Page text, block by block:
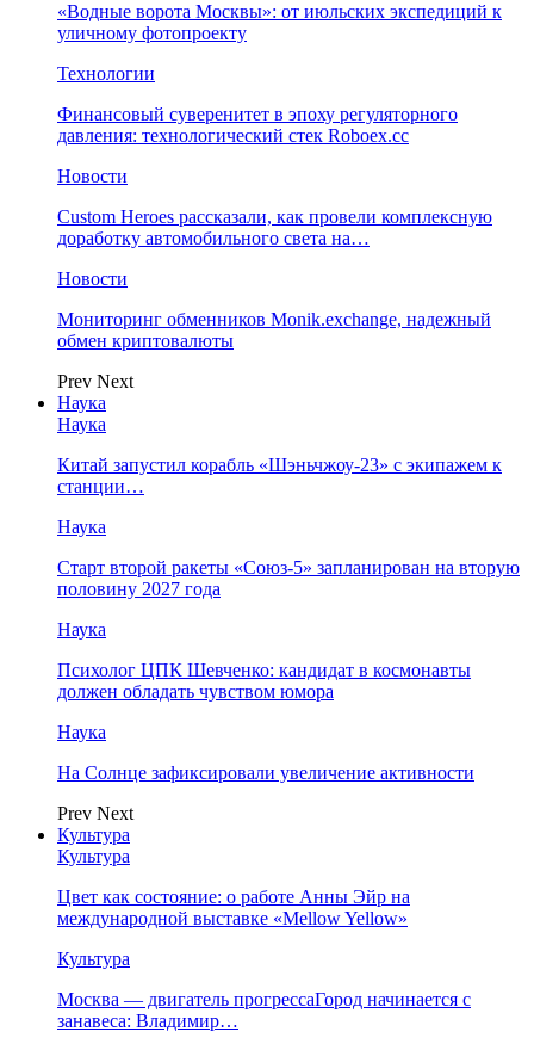
«Водные ворота Москвы»: от июльских экспедиций к
уличному фотопроекту
Технологии
Финансовый суверенитет в эпоху регуляторного
давления: технологический стек Roboex.cc
Новости
Custom Heroes рассказали, как провели комплексную
доработку автомобильного света на…
Новости
Мониторинг обменников Monik.exchange, надежный
обмен криптовалюты
Prev Next
Наука
Наука
Китай запустил корабль «Шэньчжоу-23» с экипажем к
станции…
Наука
Старт второй ракеты «Союз-5» запланирован на вторую
половину 2027 года
Наука
Психолог ЦПК Шевченко: кандидат в космонавты
должен обладать чувством юмора
Наука
На Солнце зафиксировали увеличение активности
Prev Next
Культура
Культура
Цвет как состояние: о работе Анны Эйр на
международной выставке «Mellow Yellow»
Культура
Москва — двигатель прогрессаГород начинается с
занавеса: Владимир…